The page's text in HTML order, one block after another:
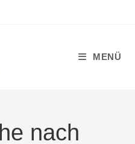
MENÜ
nach